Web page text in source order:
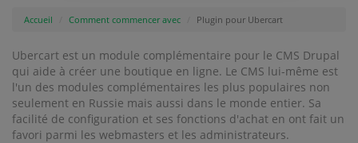
Accueil Comment commencer avec Plugin pour Ubercart
Ubercart est un module complémentaire pour le CMS Drupal
qui aide à créer une boutique en ligne. Le CMS lui-même est
l'un des modules complémentaires les plus populaires non
seulement en Russie mais aussi dans le monde entier. Sa
facilité de configuration et ses fonctions d'achat en ont fait un
favori parmi les webmasters et les administrateurs.